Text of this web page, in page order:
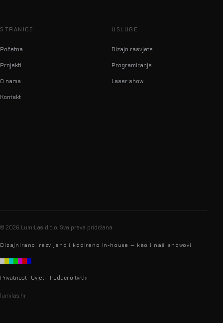
STRANICE
Početna
Projekti
O nama
Kontakt
USLUGE
Dizajn rasvjete
Programiranje
Laser show
© 2026 LumiLas d.o.o. Sva prava pridržana.
Dizajnirano, razvijeno i kodirano in-house — kao i naši showovi
Privatnost · Uvjeti · Podaci o tvrtki
lumilas.hr